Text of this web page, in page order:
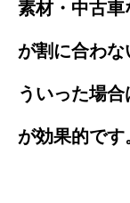
素材・中古
が割に合わ
ういった場
が効果的です